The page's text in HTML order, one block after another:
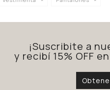
¡Suscribite a
y recibí 15% OFF